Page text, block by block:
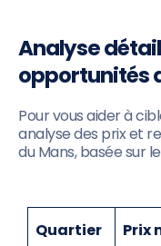
Analyse
opportunités
Pour vous aider à
analyse des prix et
du Mans, basée sur
Quartier Prix